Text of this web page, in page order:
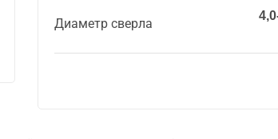
Диаметр сверла